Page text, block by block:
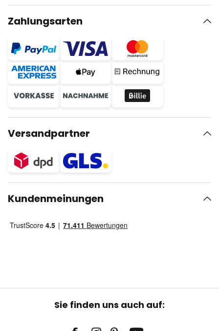
Zahlungsarten
Versandpartner
Kundenmeinungen
Sie finden uns auch auf: